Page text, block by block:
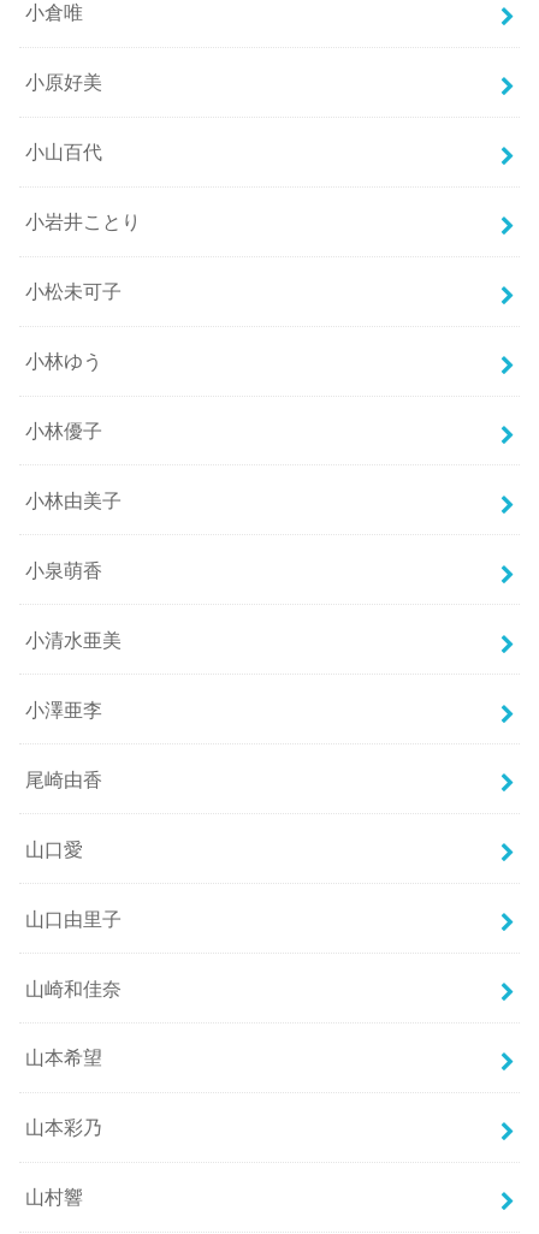
小倉唯
小原好美
小山百代
小岩井ことり
小松未可子
小林ゆう
小林優子
小林由美子
小泉萌香
小清水亜美
小澤亜李
尾崎由香
山口愛
山口由里子
山崎和佳奈
山本希望
山本彩乃
山村響